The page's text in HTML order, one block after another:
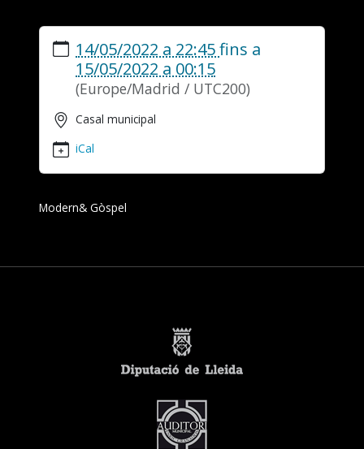
https://www.veuskat.org/ca/recursos/events/camarasa-
Camarasa
14T22:45:00+02:00
2022-
05-
15T00:15:00+02:00
14/05/2022 a 22:45fins a
15/05/2022 a 00:15
(Europe/Madrid / UTC200)
Casal municipal
iCal
Modern& Gòspel